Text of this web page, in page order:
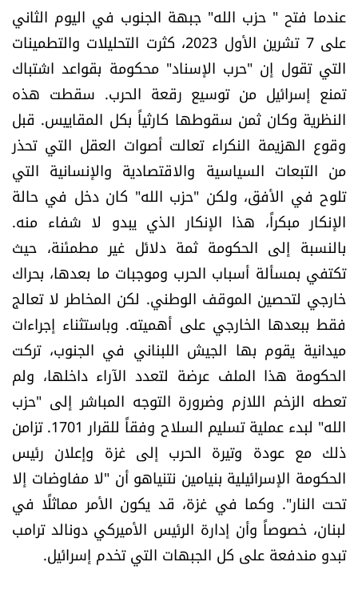
كتّابنا
تحت المجهر
آراء
اقتصاد
العالم
الصحافة الإسرائيلية
ثقافة وفنون
فصل من كتاب
اقرأ تضحك
كاميرا
سجالات
صحّة وصحن
عندما فتح " حزب الله" جبهة الجنوب في اليوم الثاني
على 7 تشرين الأول 2023، كثرت التحليلات والتطمينات
التي تقول إن "حرب الإسناد" محكومة بقواعد اشتباك
تمنع إسرائيل من توسيع رقعة الحرب. سقطت هذه
النظرية وكان ثمن سقوطها كارثياً بكل المقاييس. قبل
وقوع الهزيمة النكراء تعالت أصوات العقل التي تحذر
من التبعات السياسية والاقتصادية والإنسانية التي
تلوح في الأفق، ولكن "حزب الله" كان دخل في حالة
الإنكار مبكراً، هذا الإنكار الذي يبدو لا شفاء منه.
بالنسبة إلى الحكومة ثمة دلائل غير مطمئنة، حيث
تكتفي بمسألة أسباب الحرب وموجبات ما بعدها، بحراك
خارجي لتحصين الموقف الوطني. لكن المخاطر لا تعالج
فقط ببعدها الخارجي على أهميته. وباستثناء إجراءات
ميدانية يقوم بها الجيش اللبناني في الجنوب، تركت
الحكومة هذا الملف عرضة لتعدد الآراء داخلها، ولم
تعطه الزخم اللازم وضرورة التوجه المباشر إلى "حزب
الله" لبدء عملية تسليم السلاح وفقاً للقرار 1701. تزامن
ذلك مع عودة وتيرة الحرب إلى غزة وإعلان رئيس
الحكومة الإسرائيلية بنيامين نتنياهو أن "لا مفاوضات إلا
تحت النار". وكما في غزة، قد يكون الأمر مماثلًا في
لبنان، خصوصاً وأن إدارة الرئيس الأميركي دونالد ترامب
تبدو مندفعة على كل الجبهات التي تخدم إسرائيل.